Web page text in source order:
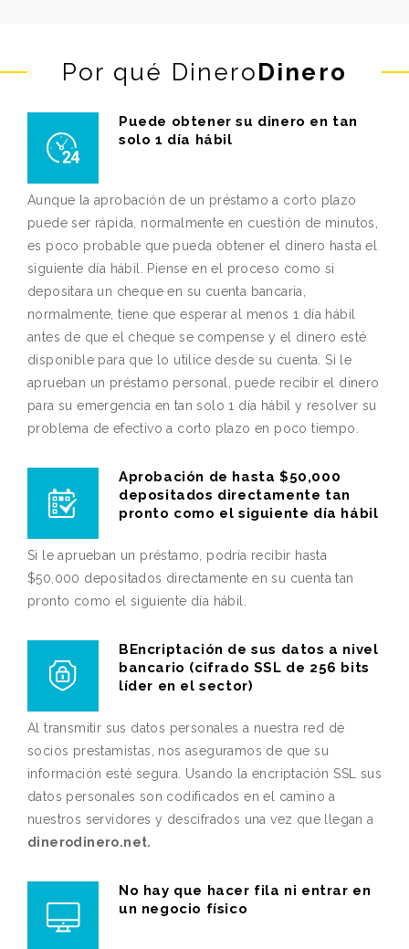
Por qué DineroDinero
Puede obtener su dinero en tan
solo 1 día hábil
Aunque la aprobación de un préstamo a corto plazo
puede ser rápida, normalmente en cuestión de minutos,
es poco probable que pueda obtener el dinero hasta el
siguiente día hábil. Piense en el proceso como si
depositara un cheque en su cuenta bancaria,
normalmente, tiene que esperar al menos 1 día hábil
antes de que el cheque se compense y el dinero esté
disponible para que lo utilice desde su cuenta. Si le
aprueban un préstamo personal, puede recibir el dinero
para su emergencia en tan solo 1 día hábil y resolver su
problema de efectivo a corto plazo en poco tiempo.
Aprobación de hasta $50,000
depositados directamente tan
pronto como el siguiente día hábil
Si le aprueban un préstamo, podría recibir hasta
$50,000 depositados directamente en su cuenta tan
pronto como el siguiente día hábil.
BEncriptación de sus datos a nivel
bancario (cifrado SSL de 256 bits
líder en el sector)
Al transmitir sus datos personales a nuestra red de
socios prestamistas, nos aseguramos de que su
información esté segura. Usando la encriptación SSL sus
datos personales son codificados en el camino a
nuestros servidores y descifrados una vez que llegan a
dinerodinero.net.
No hay que hacer fila ni entrar en
un negocio físico